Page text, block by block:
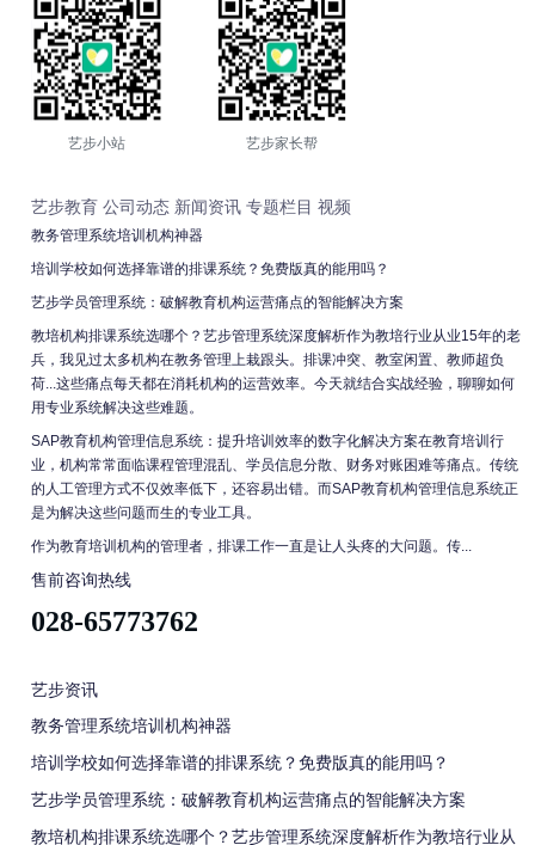
艺步小站 艺步家长帮
艺步教育 公司动态 新闻资讯 专题栏目 视频
教务管理系统培训机构神器
培训学校如何选择靠谱的排课系统？免费版真的能用吗？
艺步学员管理系统：破解教育机构运营痛点的智能解决方案
教培机构排课系统选哪个？艺步管理系统深度解析作为教培行业从业15年的老
兵，我见过太多机构在教务管理上栽跟头。排课冲突、教室闲置、教师超负
荷...这些痛点每天都在消耗机构的运营效率。今天就结合实战经验，聊聊如何
用专业系统解决这些难题。
SAP教育机构管理信息系统：提升培训效率的数字化解决方案在教育培训行
业，机构常常面临课程管理混乱、学员信息分散、财务对账困难等痛点。传统
的人工管理方式不仅效率低下，还容易出错。而SAP教育机构管理信息系统正
是为解决这些问题而生的专业工具。
作为教育培训机构的管理者，排课工作一直是让人头疼的大问题。传...
售前咨询热线
028-65773762
艺步资讯
教务管理系统培训机构神器
培训学校如何选择靠谱的排课系统？免费版真的能用吗？
艺步学员管理系统：破解教育机构运营痛点的智能解决方案
教培机构排课系统选哪个？艺步管理系统深度解析作为教培行业从